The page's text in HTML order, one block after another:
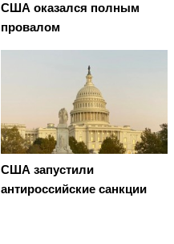
США оказался полным
провалом
США запустили
антироссийские санкции